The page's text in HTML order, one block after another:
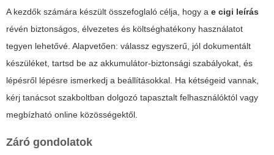
A kezdők számára készült összefoglaló célja, hogy a e cigi leírás
révén biztonságos, élvezetes és költséghatékony használatot
tegyen lehetővé. Alapvetően: válassz egyszerű, jól dokumentált
készüléket, tartsd be az akkumulátor-biztonsági szabályokat, és
lépésről lépésre ismerkedj a beállításokkal. Ha kétségeid vannak,
kérj tanácsot szakboltban dolgozó tapasztalt felhasználóktól vagy
megbízható online közösségektől.
Záró gondolatok